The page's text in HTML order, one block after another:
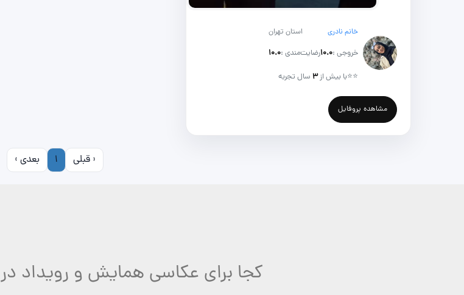
خانم نادری استان تهران
خروجی :۱۰.۰رضایت‌مندی :۱۰.۰
⭐⭐با بیش از۳ سال تجربه
مشاهده پروفایل
‹ قبلی 1 بعدی ›
کجا برای عکاسی همایش و رویداد در